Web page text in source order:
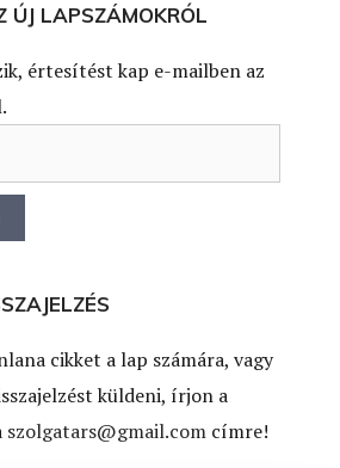
ÚJ LAPSZÁMOKRÓL
értesítést kap e-mailben az
cikket a lap számára, vagy
küldeni, írjon a
szolgatars@gmail.com címre!